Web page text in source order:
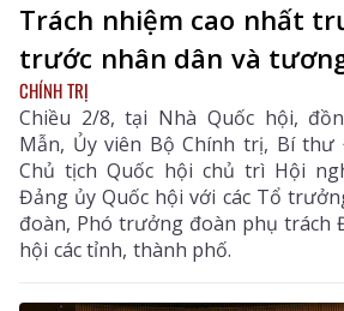
Trách nhiệm cao nhất
trước nhân dân và
CHÍNH TRỊ
Chiều 2/8, tại Nhà Quốc hội,
Mẫn, Ủy viên Bộ Chính trị, Bí thư
Chủ tịch Quốc hội chủ trì Hội
Đảng ủy Quốc hội với các Tổ
đoàn, Phó trưởng đoàn phụ trách
hội các tỉnh, thành phố.